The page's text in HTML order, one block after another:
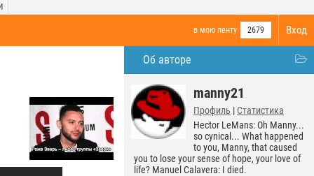
Вход
в мою ленту 2679
Об авторе
manny21
Профиль | Статистика
Hector LeMans: Oh Manny...
so cynical... What happened
to you, Manny, that caused
you to lose your sense of hope, your love of
life? Manuel Calavera: I died.